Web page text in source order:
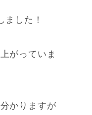
した！
がっていま
かりますが